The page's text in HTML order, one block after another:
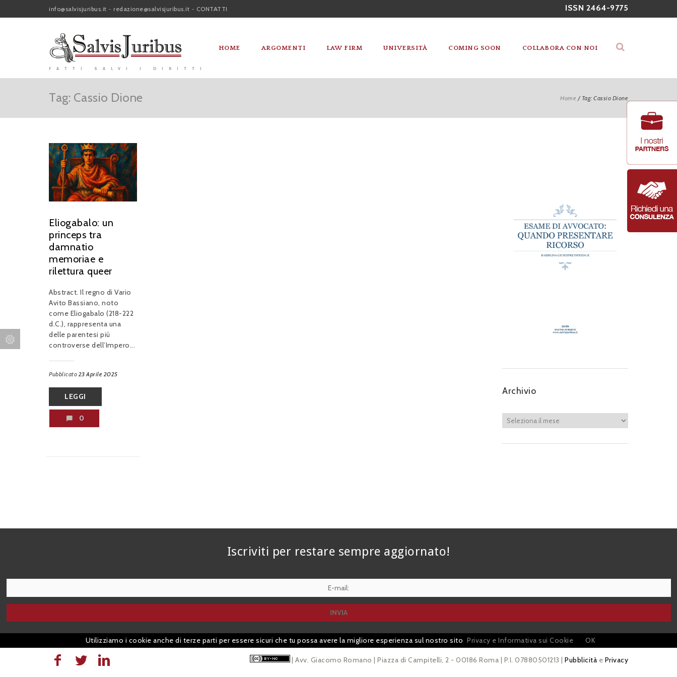
ISSN 2464-9775
info@salvisjuribus.it - redazione@salvisjuribus.it - CONTATTI
FATTI SALVI I DIRITTI
HOME ARGOMENTI LAW FIRM UNIVERSITÀ COMING SOON COLLABORA CON NOI
Home / Tag: Cassio Dione
Tag: Cassio Dione
Eliogabalo: un
princeps tra
damnatio
memoriae e
rilettura queer
Abstract. Il regno di Vario
Avito Bassiano, noto
come Eliogabalo (218-222
d.C.), rappresenta una
delle parentesi più
controverse dell’Impero...
Pubblicato 23 Aprile 2025
LEGGI
0
Archivio
Iscriviti per restare sempre aggiornato!
| Avv. Giacomo Romano | Piazza di Campitelli, 2 - 00186 Roma | P.I. 07880501213 | Pubblicità e Privacy
Utilizziamo i cookie anche di terze parti per essere sicuri che tu possa avere la migliore esperienza sul nostro sito Privacy e Informativa sui Cookie OK